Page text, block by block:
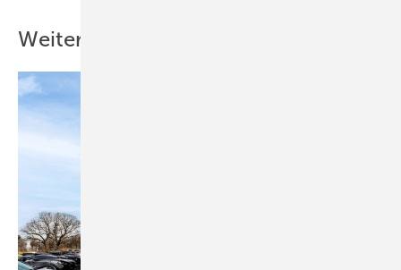
Weitere Inhalte